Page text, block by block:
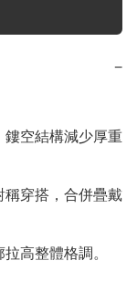
−
鏤空結構減少厚重
稱穿搭，合併疊戴
高整體格調。